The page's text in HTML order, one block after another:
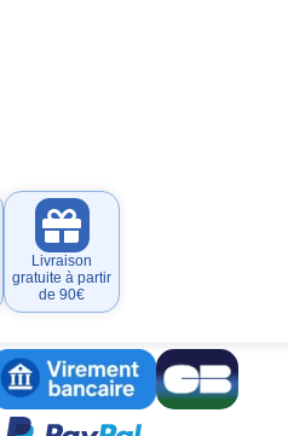
Livraison
gratuite à partir
de 90€